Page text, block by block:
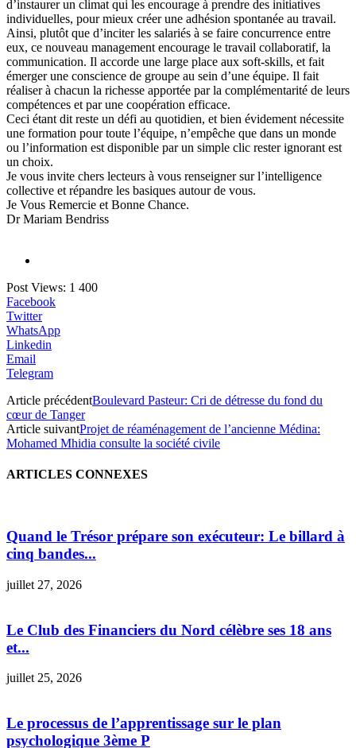
d’instaurer un climat qui les encourage à prendre des initiatives
individuelles, pour mieux créer une adhésion spontanée au travail.
Ainsi, plutôt que d’inciter les salariés à se faire concurrence entre
eux, ce nouveau management encourage le travail collaboratif, la
communication. Il accorde une large place aux soft-skills, et fait
émerger une conscience de groupe au sein d’une équipe. Il fait
réaliser à chacun la richesse apportée par la complémentarité de leurs
compétences et par une coopération efficace.
Ceci étant dit reste un défi au quotidien, et bien évidement nécessite
une formation pour toute l’équipe, n’empêche que dans un monde
ou l’information est disponible par un simple clic rester ignorant est
un choix.
Je vous invite chers lecteurs à vous renseigner sur l’intelligence
collective et répandre les basiques autour de vous.
Je Vous Remercie et Bonne Chance.
Dr Mariam Bendriss
Post Views: 1 400
Facebook
Twitter
WhatsApp
Linkedin
Email
Telegram
Article précédentBoulevard Pasteur: Cri de détresse du fond du
cœur de Tanger
Article suivantProjet de réaménagement de l’ancienne Médina:
Mohamed Mhidia consulte la société civile
ARTICLES CONNEXES
Quand le Trésor prépare son exécuteur: Le billard à
cinq bandes...
juillet 27, 2026
Le Club des Financiers du Nord célèbre ses 18 ans
et...
juillet 25, 2026
Le processus de l’apprentissage sur le plan
psychologique 3ème P